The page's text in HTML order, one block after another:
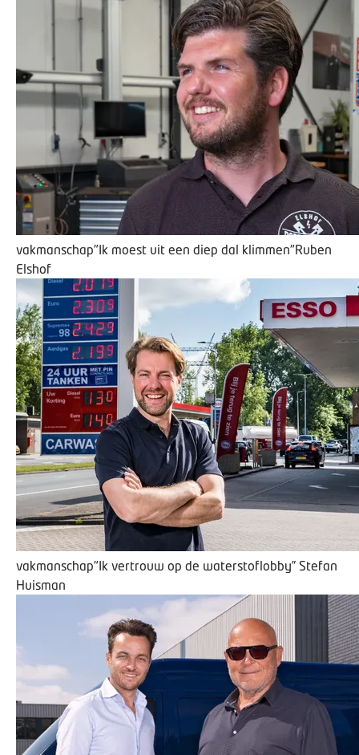
vakmanschap"Ik moest uit een diep dal klimmen"Ruben
Elshof
vakmanschap"Ik vertrouw op de waterstoflobby” Stefan
Huisman